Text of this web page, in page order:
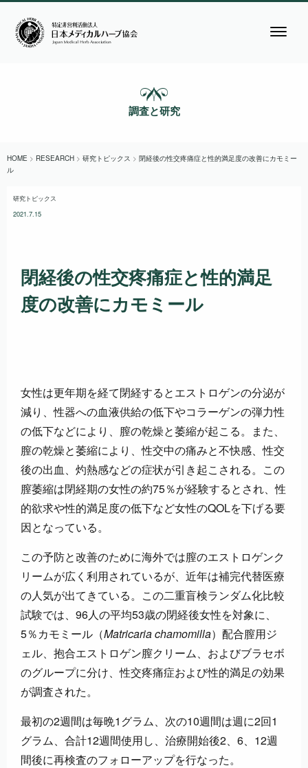
調査と研究
HOME > RESEARCH > 研究トピックス > 閉経後の性交疼痛症と性的満足度の改善にカモミー
ル
研究トピックス
2021.7.15
閉経後の性交疼痛症と性的満足
度の改善にカモミール
女性は更年期を経て閉経するとエストロゲンの分泌が
減り、性器への血液供給の低下やコラーゲンの弾力性
の低下などにより、膣の乾燥と萎縮が起こる。また、
膣の乾燥と萎縮により、性交中の痛みと不快感、性交
後の出血、灼熱感などの症状が引き起こされる。この
膣萎縮は閉経期の女性の約75％が経験するとされ、性
的欲求や性的満足度の低下など女性のQOLを下げる要
因となっている。
この予防と改善のために海外では膣のエストロゲンク
リームが広く利用されているが、近年は補完代替医療
の人気が出てきている。この二重盲検ランダム化比較
試験では、96人の平均53歳の閉経後女性を対象に、
5％カモミール（Matricaria chamomilla）配合膣用ジ
ェル、抱合エストロゲン膣クリーム、およびブラセボ
のグループに分け、性交疼痛症および性的満足の効果
が調査された。
最初の2週間は毎晩1グラム、次の10週間は週に2回1
グラム、合計12週間使用し、治療開始後2、6、12週
間後に再検査のフォローアップを行なった。